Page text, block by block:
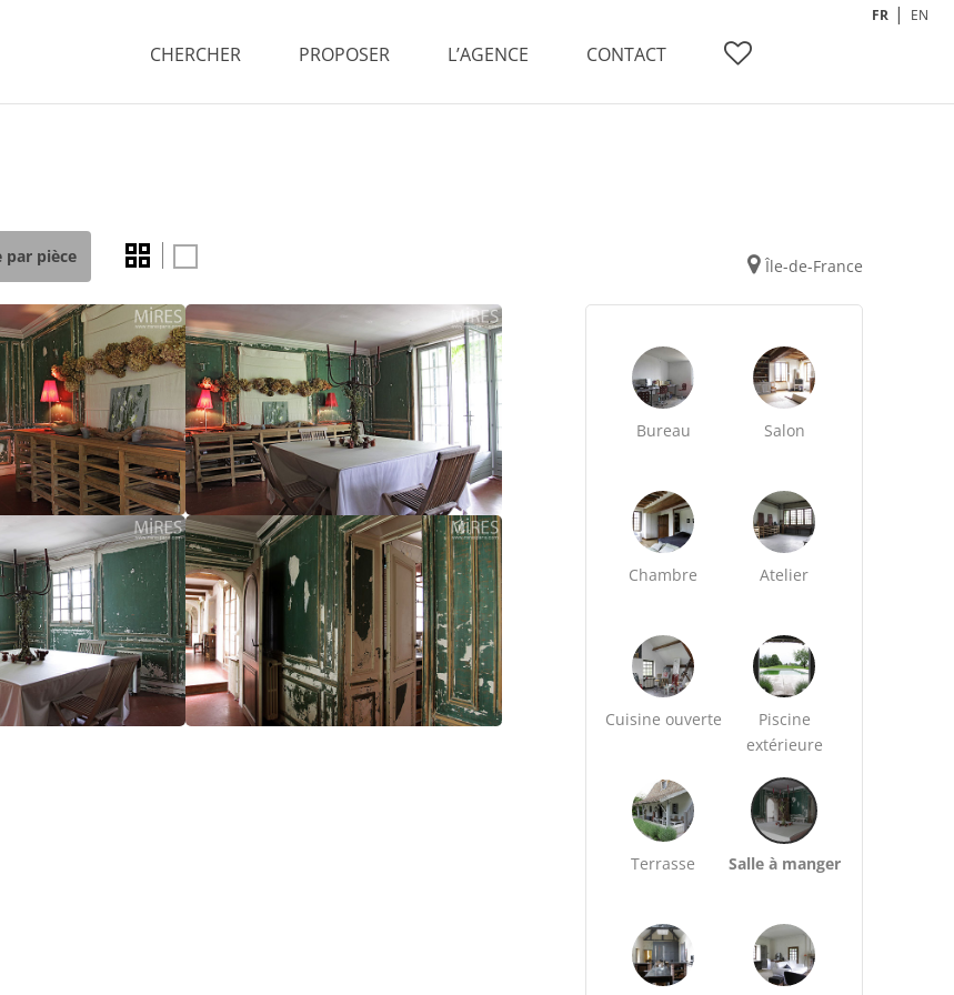
CHERCHER PROPOSER L’AGENCE CONTACT
FR EN
par pièce Île-de-France
Bureau Salon
Chambre Atelier
Cuisine ouverte
Piscine
extérieure
Terrasse Salle à manger